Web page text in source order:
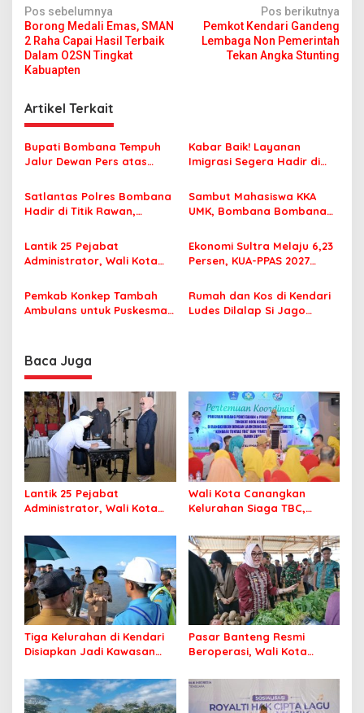
N
a
v
i
g
a
s
i
p
o
s
Pos sebelumnya
Borong Medali Emas, SMAN
2 Raha Capai Hasil Terbaik
Dalam O2SN Tingkat
Kabuapten
Pos berikutnya
Pemkot Kendari Gandeng
Lembaga Non Pemerintah
Tekan Angka Stunting
Artikel Terkait
Bupati Bombana Tempuh
Jalur Dewan Pers atas
Korupsi Jembatan Cirauci II
Kabar Baik! Layanan
Imigrasi Segera Hadir di
Perlu Lagi ke Kendari
Satlantas Polres Bombana
Hadir di Titik Rawan,
Sekolah dengan Aman
Sambut Mahasiswa KKA
UMK, Bombana Bombana
Sasaran
Lantik 25 Pejabat
Administrator, Wali Kota
Berintegritas dan
Profesional Layani
Ekonomi Sultra Melaju 6,23
Persen, KUA-PPAS 2027
Pemkab Konkep Tambah
Ambulans untuk Puskesmas
Rumah dan Kos di Kendari
Ludes Dilalap Si Jago
Baca Juga
Lantik 25 Pejabat
Administrator, Wali Kota
Berintegritas dan
Profesional Layani
Masyarakat
Wali Kota Canangkan
Kelurahan Siaga TBC,
Bebas Tuberkulosis
Tiga Kelurahan di Kendari
Disiapkan Jadi Kawasan
Pasar Banteng Resmi
Beroperasi, Wali Kota
Ekonomi Baru